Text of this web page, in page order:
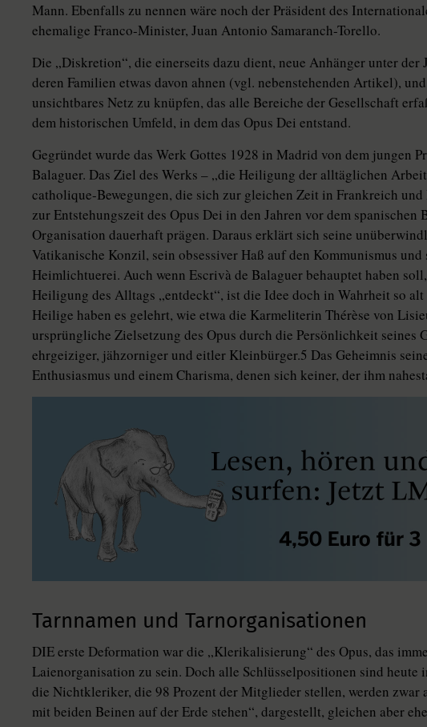
Mann. Ebenfalls zu nennen wäre noch der Präsident des
ehemalige Franco-Minister, Juan Antonio Samaranch-Torello.
Die „Diskretion“, die einerseits dazu dient, neue Anhänger unter der
deren Familien etwas davon ahnen (vgl. nebenstehenden Artikel),
unsichtbares Netz zu knüpfen, das alle Bereiche der Gesellschaft
dem historischen Umfeld, in dem das Opus Dei entstand.
Gegründet wurde das Werk Gottes 1928 in Madrid von dem jungen
Balaguer. Das Ziel des Werks – „die Heiligung der alltäglichen
catholique-Bewegungen, die sich zur gleichen Zeit in Frankreich
zur Entstehungszeit des Opus Dei in den Jahren vor dem
Organisation dauerhaft prägen. Daraus erklärt sich seine
Vatikanische Konzil, sein obsessiver Haß auf den Kommunismus
Heimlichtuerei. Auch wenn Escrivà de Balaguer behauptet haben
Heiligung des Alltags „entdeckt“, ist die Idee doch in Wahrheit so
Heilige haben es gelehrt, wie etwa die Karmeliterin Thérèse von
ursprüngliche Zielsetzung des Opus durch die Persönlichkeit seines
ehrgeiziger, jähzorniger und eitler Kleinbürger.5 Das Geheimnis
Enthusiasmus und einem Charisma, denen sich keiner, der ihm
Tarnnamen und Tarnorganisationen
DIE erste Deformation war die „Klerikalisierung“ des Opus, das
Laienorganisation zu sein. Doch alle Schlüsselpositionen sind heute
die Nichtkleriker, die 98 Prozent der Mitglieder stellen, werden zwar
mit beiden Beinen auf der Erde stehen“, dargestellt, gleichen aber